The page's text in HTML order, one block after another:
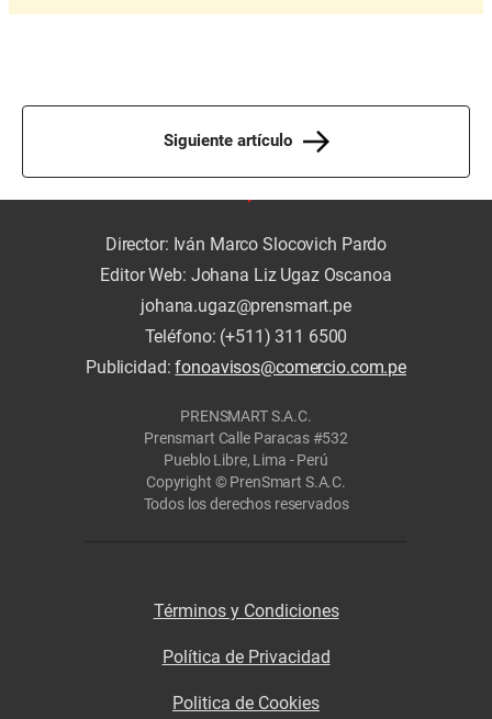
Siguiente artículo
Director: Iván Marco Slocovich Pardo
Editor Web: Johana Liz Ugaz Oscanoa
johana.ugaz@prensmart.pe
Teléfono: (+511) 311 6500
Publicidad:fonoavisos@comercio.com.pe
PRENSMART S.A.C.
Prensmart Calle Paracas #532
Pueblo Libre, Lima - Perú
Copyright © PrenSmart S.A.C.
Todos los derechos reservados
Términos y Condiciones
Política de Privacidad
Politica de Cookies